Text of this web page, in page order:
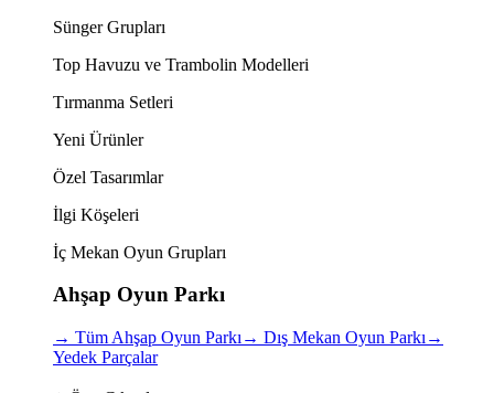
Sünger Grupları
Top Havuzu ve Trambolin Modelleri
Tırmanma Setleri
Yeni Ürünler
Özel Tasarımlar
İlgi Köşeleri
İç Mekan Oyun Grupları
Ahşap Oyun Parkı
→ Tüm Ahşap Oyun Parkı → Dış Mekan Oyun Parkı →
Yedek Parçalar